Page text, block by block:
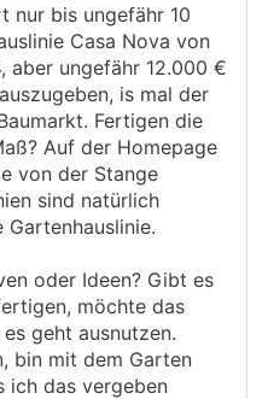
nur bis ungefähr 10
Casa Nova von
ungefähr 12.000 €
is mal der
Fertigen die
Auf der Homepage
von der Stange
sind natürlich
oder Ideen? Gibt es
möchte das
geht ausnutzen.
bin mit dem Garten
ich das vergeben